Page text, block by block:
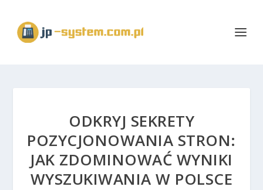
ODKRYJ SEKRETY
POZYCJONOWANIA STRON:
JAK ZDOMINOWAĆ WYNIKI
WYSZUKIWANIA W POLSCE